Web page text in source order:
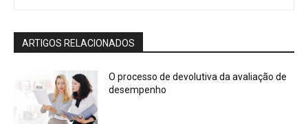
ARTIGOS RELACIONADOS
O processo de devolutiva da avaliação de
desempenho